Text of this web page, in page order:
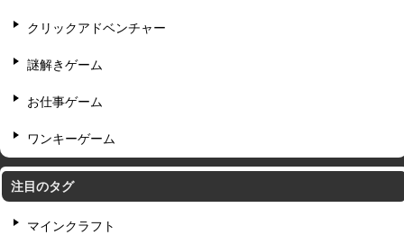
クリックアドベンチャー
謎解きゲーム
お仕事ゲーム
ワンキーゲーム
注目のタグ
マインクラフト